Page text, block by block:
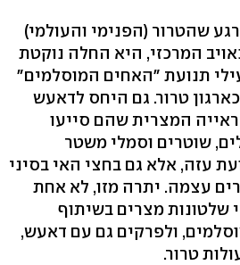
שהטרור (הפנימי והעולמי)
המרכזי, היא החלה נוקטת
תנועת "האחים המוסלמים"
טרור. גם היחס לדאעש
המצרית שהם סייעו
שוטרים וסמלי משטר
עזה, אלא גם בחצי האי בסיני
עצמה. יתרה מזו, לא אחת
שלטונות מצרים בשיתוף
ולפרקים גם עם דאעש,
טרור.